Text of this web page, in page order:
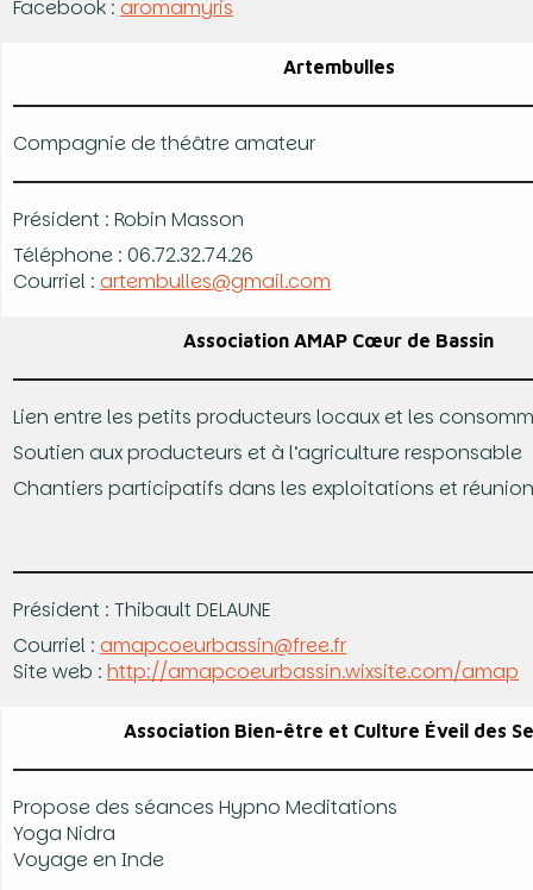
Facebook : aromamyris
Artembulles
Compagnie de théâtre amateur
Président : Robin Masson
Téléphone : 06.72.32.74.26
Courriel : artembulles@gmail.com
Association AMAP Cœur de Bassin
Lien entre les petits producteurs locaux et les
Soutien aux producteurs et à l’agriculture responsable
Chantiers participatifs dans les exploitations et
Président : Thibault DELAUNE
Courriel : amapcoeurbassin@free.fr
Site web : http://amapcoeurbassin.wixsite.com/amap
Association Bien-être et Culture Éveil des
Propose des séances Hypno Meditations
Yoga Nidra
Voyage en Inde